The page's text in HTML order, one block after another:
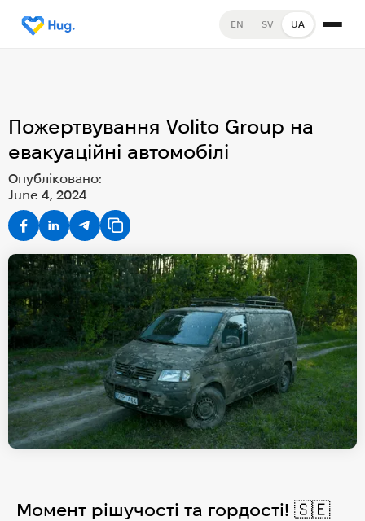
EN SV UA
Пожертвування Volito Group на
евакуаційні автомобілі
Опубліковано:
June 4, 2024
Момент рішучості та гордості! 🇸🇪